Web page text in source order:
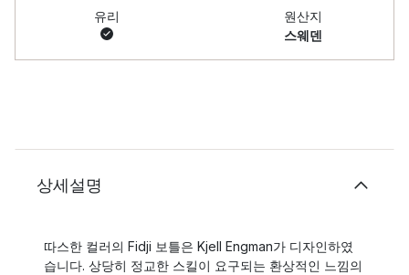
유리
원산지
스웨덴
상세설명
따스한 컬러의 Fidji 보틀은 Kjell Engman가 디자인하였
습니다. 상당히 정교한 스킬이 요구되는 환상적인 느낌의